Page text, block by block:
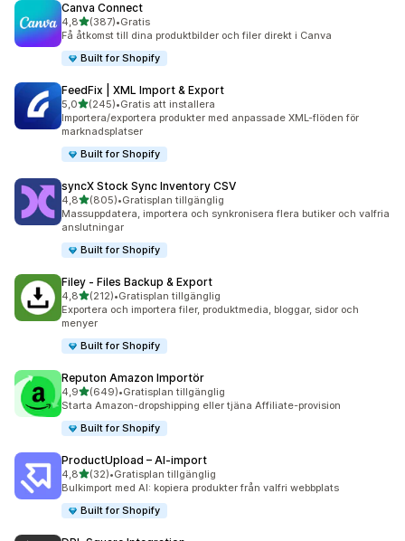
Canva Connect
4,8av 5 stjärnor
(387)
387 recensioner totalt
•Gratis
Få åtkomst till dina produktbilder och filer direkt i Canva
Built for Shopify
FeedFix | XML Import & Export
5,0av 5 stjärnor
(245)
245 recensioner totalt
•Gratis att installera
Importera/exportera produkter med anpassade XML-flöden för
marknadsplatser
Built for Shopify
syncX Stock Sync Inventory CSV
4,8av 5 stjärnor
(805)
805 recensioner totalt
•Gratisplan tillgänglig
Massuppdatera, importera och synkronisera flera butiker och valfria
anslutningar
Built for Shopify
Filey ‑ Files Backup & Export
4,8av 5 stjärnor
(212)
212 recensioner totalt
•Gratisplan tillgänglig
Exportera och importera filer, produktmedia, bloggar, sidor och
menyer
Built for Shopify
Reputon Amazon Importör
4,9av 5 stjärnor
(649)
649 recensioner totalt
•Gratisplan tillgänglig
Starta Amazon-dropshipping eller tjäna Affiliate-provision
Built for Shopify
ProductUpload – AI‑import
4,8av 5 stjärnor
(32)
32 recensioner totalt
•Gratisplan tillgänglig
Bulkimport med AI: kopiera produkter från valfri webbplats
Built for Shopify